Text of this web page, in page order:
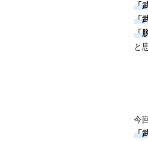
「
「
「
と
今
「